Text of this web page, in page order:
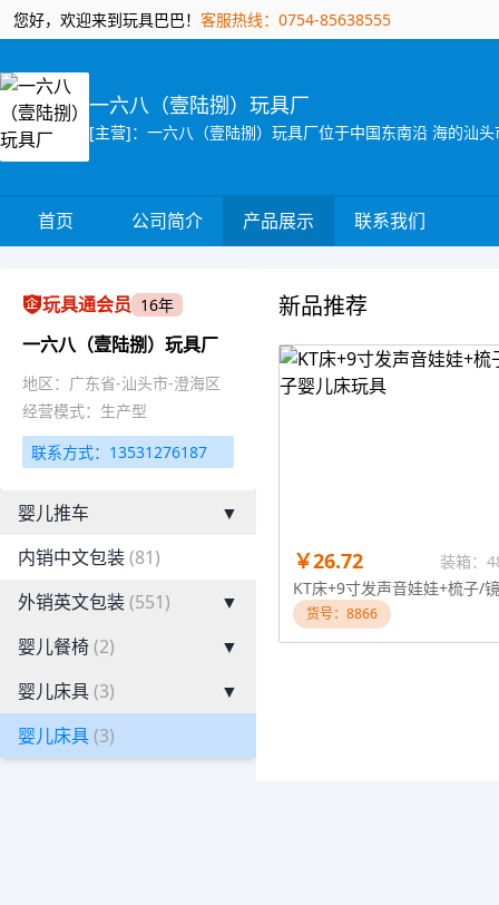
您好，欢迎来到玩具巴巴！ 客服热线：0754-85638555
一六八（壹陆捌）玩具厂
首页 公司简介 产品展示 联系我们
玩具通会员 16年
一六八（壹陆捌）玩具厂
地区：广东省-汕头市-澄海区
经营模式：生产型
联系方式：13531276187
婴儿推车
▼
内销中文包装(81)
外销英文包装(551)
▼
婴儿餐椅(2)
▼
婴儿床具(3)
▼
婴儿床具(3)
新品推荐
￥26.72 装箱：
货号：8866